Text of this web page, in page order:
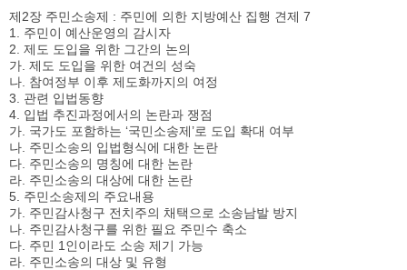
제2장 주민소송제 : 주민에 의한 지방예산 집행 견제 7
1. 주민이 예산운영의 감시자
2. 제도 도입을 위한 그간의 논의
가. 제도 도입을 위한 여건의 성숙
나. 참여정부 이후 제도화까지의 여정
3. 관련 입법동향
4. 입법 추진과정에서의 논란과 쟁점
가. 국가도 포함하는 ‘국민소송제’로 도입 확대 여부
나. 주민소송의 입법형식에 대한 논란
다. 주민소송의 명칭에 대한 논란
라. 주민소송의 대상에 대한 논란
5. 주민소송제의 주요내용
가. 주민감사청구 전치주의 채택으로 소송남발 방지
나. 주민감사청구를 위한 필요 주민수 축소
다. 주민 1인이라도 소송 제기 가능
라. 주민소송의 대상 및 유형